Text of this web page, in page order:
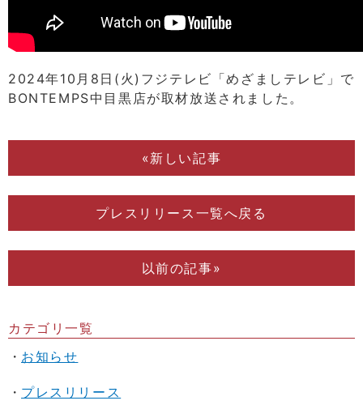
2024年10月8日(火)フジテレビ「めざましテレビ」 で
BONTEMPS中目黒店が取材放送されました。
«新しい記事
プレスリリース一覧へ戻る
以前の記事»
カテゴリ一覧
お知らせ
プレスリリース